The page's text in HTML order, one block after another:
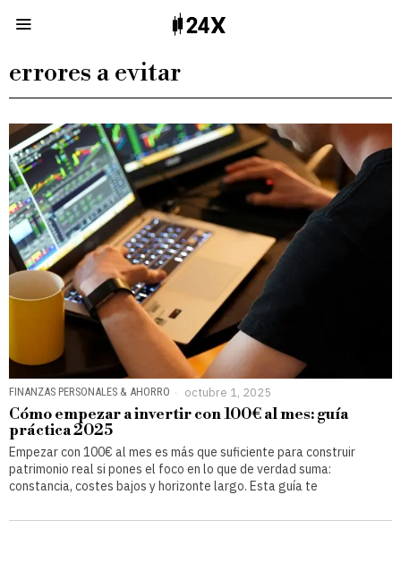
errores a evitar
FINANZAS PERSONALES & AHORRO octubre 1, 2025
Cómo empezar a invertir con 100€ al mes: guía
práctica 2025
Empezar con 100€ al mes es más que suficiente para construir
patrimonio real si pones el foco en lo que de verdad suma:
constancia, costes bajos y horizonte largo. Esta guía te